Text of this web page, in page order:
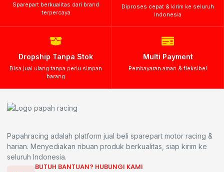
Sparepart berkualitas dari brand
terpercaya
Diproses cepat & kirim ke seluruh
Indonesia
Dropship Tanpa Stok
Bisa jual ulang tanpa perlu simpan
barang
Multi Payment
Pembayaran aman & fleksibel
Papahracing adalah platform jual beli sparepart motor racing &
harian. Menyediakan ribuan produk berkualitas, siap kirim ke
seluruh Indonesia.
BUTUH BANTUAN? HUBUNGI KAMI